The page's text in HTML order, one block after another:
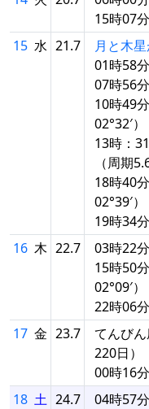
15時07
15 水 21.7
月と木
01時58
07時56
10時49分
02°32′）
13時：
（周期
18時40
02°39′）
19時34
16 木 22.7
03時22
15時50
02°09′）
22時06
17 金 23.7
てんび
220日）
00時16
18 土 24.7
04時57